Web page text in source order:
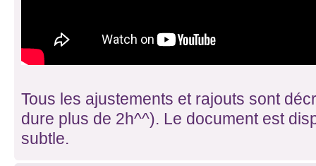
Tous les ajustements et rajouts sont
dure plus de 2h^^). Le document est
subtle.